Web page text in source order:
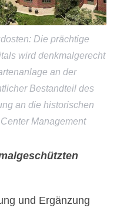
Die prächtige
wird denkmalgerecht
an der
Bestandteil des
an die historischen
Management
und Ergänzung